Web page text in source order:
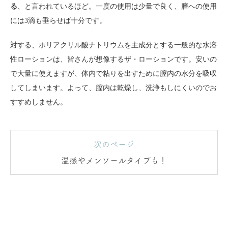
る 、と言われているほど。一度の使用は少量で良く、膣への使用
には3滴も垂らせば十分です。
対する、ポリアクリル酸ナトリウムを主成分とする一般的な水溶
性ローションは、皆さんが想像するザ・ローションです。安いの
で大量に使えますが、体内で粘りを出すために膣内の水分を吸収
してしまいます。よって、膣内は乾燥し、洗浄もしにくいのでお
すすめしません。
次のページ
温感やメンソールタイプも！